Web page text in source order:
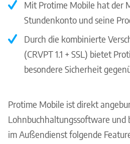
Mit Protime Mobile hat der
Stundenkonto und seine
Durch die kombinierte
(CRVPT 1.1 + SSL) bietet
besondere Sicherheit
Protime Mobile ist direkt
Lohnbuchhaltungssoftware
im Außendienst folgende